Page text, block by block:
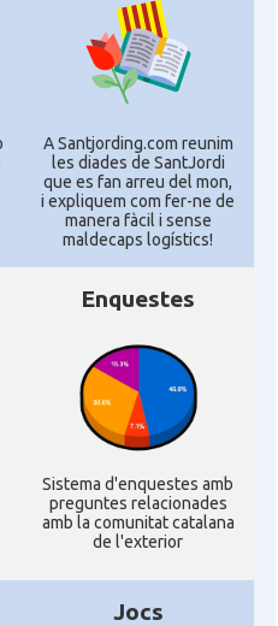
A Santjording.com reunim
les diades de SantJordi
que es fan arreu del mon,
i expliquem com fer-ne de
manera fàcil i sense
maldecaps logí­stics!
Enquestes
Sistema d'enquestes amb
preguntes relacionades
amb la comunitat catalana
de l'exterior
Jocs